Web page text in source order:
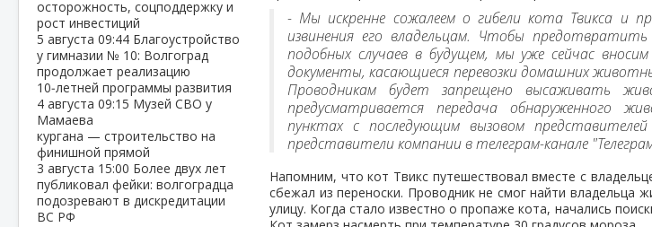
осторожность, соцподдержку и
рост инвестиций
5 августа 09:44 Благоустройство
у гимназии № 10: Волгоград
продолжает реализацию
10‑летней программы развития
4 августа 09:15 Музей СВО у
Мамаева
кургана — строительство на
финишной прямой
3 августа 15:00 Более двух лет
публиковал фейки: волгоградца
подозревают в дискредитации
ВС РФ
- Мы искренне сожалеем о гибели кота Твикса и
извинения его владельцам. Чтобы
подобных случаев в будущем, мы уже сейчас вносим
документы, касающиеся перевозки домашних
Проводникам будет запрещено высаживать
предусматривается передача обнаруженного
пунктах с последующим вызовом
представители компании в телеграм-канале
Напомним, что кот Твикс путешествовал вместе с
сбежал из переноски. Проводник не смог найти владельца
улицу. Когда стало известно о пропаже кота, начались